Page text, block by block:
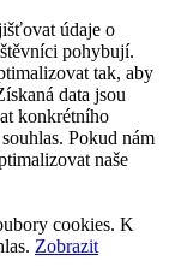
údaje o
pohybují.
tak, aby
data jsou
konkrétního
Pokud nám
naše
cookies. K
Zobrazit